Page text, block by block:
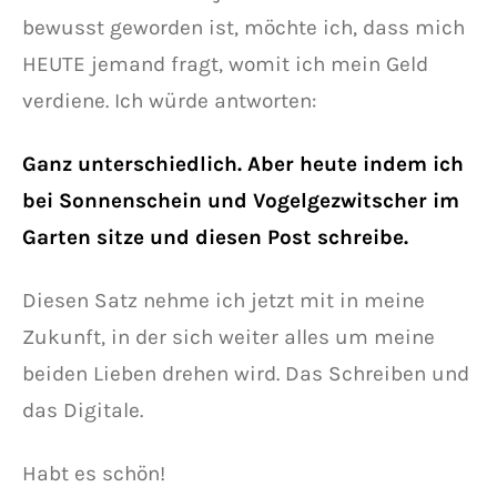
bewusst geworden ist, möchte ich, dass mich
HEUTE jemand fragt, womit ich mein Geld
verdiene. Ich würde antworten:
Ganz unterschiedlich. Aber heute indem ich
bei Sonnenschein und Vogelgezwitscher im
Garten sitze und diesen Post schreibe.
Diesen Satz nehme ich jetzt mit in meine
Zukunft, in der sich weiter alles um meine
beiden Lieben drehen wird. Das Schreiben und
das Digitale.
Habt es schön!